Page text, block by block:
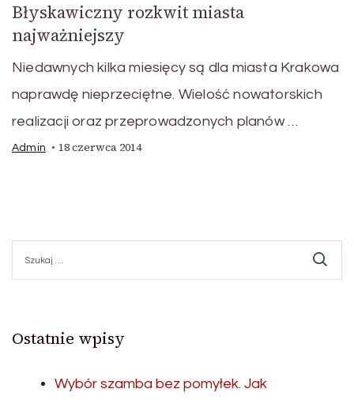
Błyskawiczny rozkwit miasta
najważniejszy
Niedawnych kilka miesięcy są dla miasta Krakowa
naprawdę nieprzeciętne. Wielość nowatorskich
realizacji oraz przeprowadzonych planów …
Admin 18 czerwca 2014
Ostatnie wpisy
Wybór szamba bez pomyłek. Jak